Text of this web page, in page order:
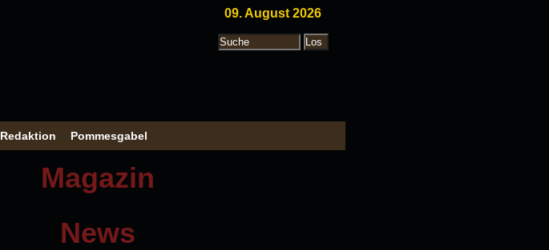
09. August 2026
Redaktion Pommesgabel
Magazin
News